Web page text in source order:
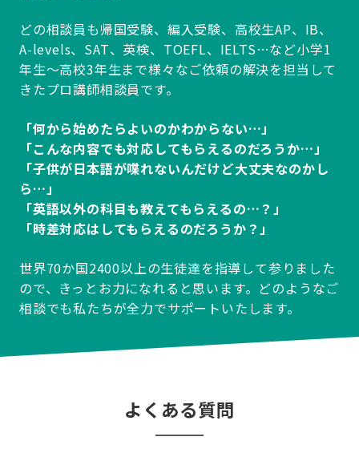
どの相談員も帰国受験、編入受験、高校生AP、IB、
A-levels、SAT、英検、TOEFL、IELTS…など小学1
年生～高校3年生まで様々なご依頼の解決を担当して
きたプロ講師相談員です。
「何から始めたらよいのかわからない…」
「こんな内容でも対応してもらえるのだろうか…」
「子供が日本語が喋れないんだけど大丈夫なのかし
ら…」
「英語以外の科目も教えてもらえるの…？」
「時差対応はしてもらえるのだろうか？」
世界70か国2400以上の生徒達を指導して参りました
ので、きっとお力になれると思います。どのようなご
相談でも私たちが全力でサポートいたします。
よくある質問